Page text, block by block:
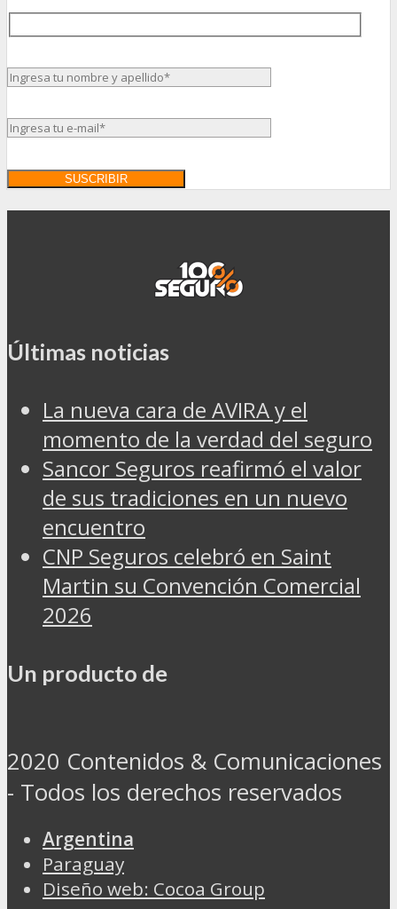
Últimas noticias
La nueva cara de AVIRA y el
momento de la verdad del seguro
Sancor Seguros reafirmó el valor
de sus tradiciones en un nuevo
encuentro
CNP Seguros celebró en Saint
Martin su Convención Comercial
2026
Un producto de
2020 Contenidos & Comunicaciones
- Todos los derechos reservados
Argentina
Paraguay
Diseño web: Cocoa Group